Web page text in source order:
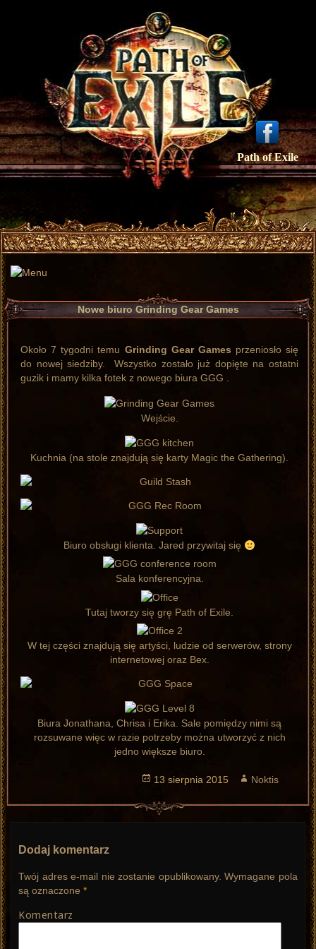
Path of Exile
Nowe biuro Grinding Gear Games
Około 7 tygodni temu Grinding Gear Games przeniosło się
do nowej siedziby. Wszystko zostało już dopięte na ostatni
guzik i mamy kilka fotek z nowego biura GGG .
Wejście.
Kuchnia (na stole znajdują się karty Magic the Gathering).
Biuro obsługi klienta. Jared przywitaj się
Sala konferencyjna.
Tutaj tworzy się grę Path of Exile.
W tej części znajdują się artyści, ludzie od serwerów, strony
internetowej oraz Bex.
Biura Jonathana, Chrisa i Erika. Sale pomiędzy nimi są
rozsuwane więc w razie potrzeby można utworzyć z nich
jedno większe biuro.
Opublikowano
13 sierpnia 2015 Autor
Noktis
Dodaj komentarz
Twój adres e-mail nie zostanie opublikowany. Wymagane pola
są oznaczone *
Komentarz